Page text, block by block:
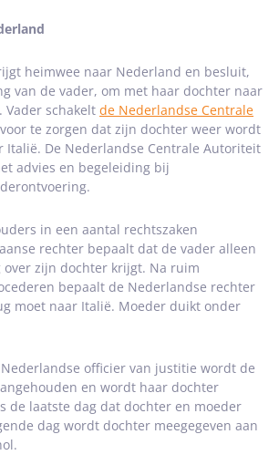
heimwee naar Nederland en besluit,
van de vader, om met haar dochter naar
Vader schakelt de Nederlandse Centrale
te zorgen dat zijn dochter weer wordt
Italië. De Nederlandse Centrale Autoriteit
advies en begeleiding bij
in een aantal rechtszaken
rechter bepaalt dat de vader alleen
over zijn dochter krijgt. Na ruim
bepaalt de Nederlandse rechter
moet naar Italië. Moeder duikt onder
officier van justitie wordt de
en wordt haar dochter
de laatste dag dat dochter en moeder
dag wordt dochter meegegeven aan